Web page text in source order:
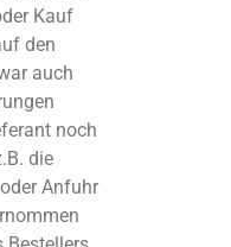
Kauf
den
auch
noch
die
Anfuhr